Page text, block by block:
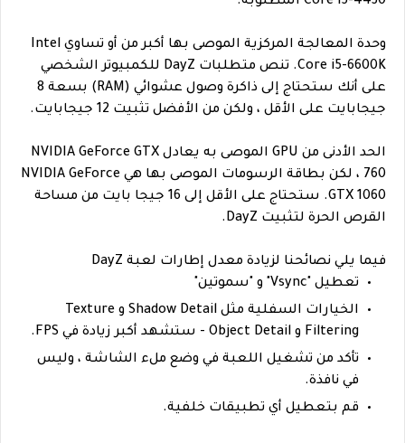
وحدة المعالجة المركزية الموصى بها أكبر من أو تساوي Intel
Core i5-6600K. تنص متطلبات DayZ للكمبيوتر الشخصي
على أنك ستحتاج إلى ذاكرة وصول عشوائي (RAM) بسعة 8
جيجابايت على الأقل ، ولكن من الأفضل تثبيت 12 جيجابايت.
الحد الأدنى من GPU الموصى به يعادل NVIDIA GeForce GTX
760 ، لكن بطاقة الرسومات الموصى بها هي NVIDIA GeForce
GTX 1060. ستحتاج على الأقل إلى 16 جيجا بايت من مساحة
القرص الحرة لتثبيت DayZ.
فيما يلي نصائحنا لزيادة معدل إطارات لعبة DayZ
تعطيل "Vsync" و "سموتين"
الخيارات السفلية مثل Shadow Detail و Texture
Filtering و Object Detail - ستشهد أكبر زيادة في FPS.
تأكد من تشغيل اللعبة في وضع ملء الشاشة ، وليس
في نافذة.
قم بتعطيل أي تطبيقات خلفية.